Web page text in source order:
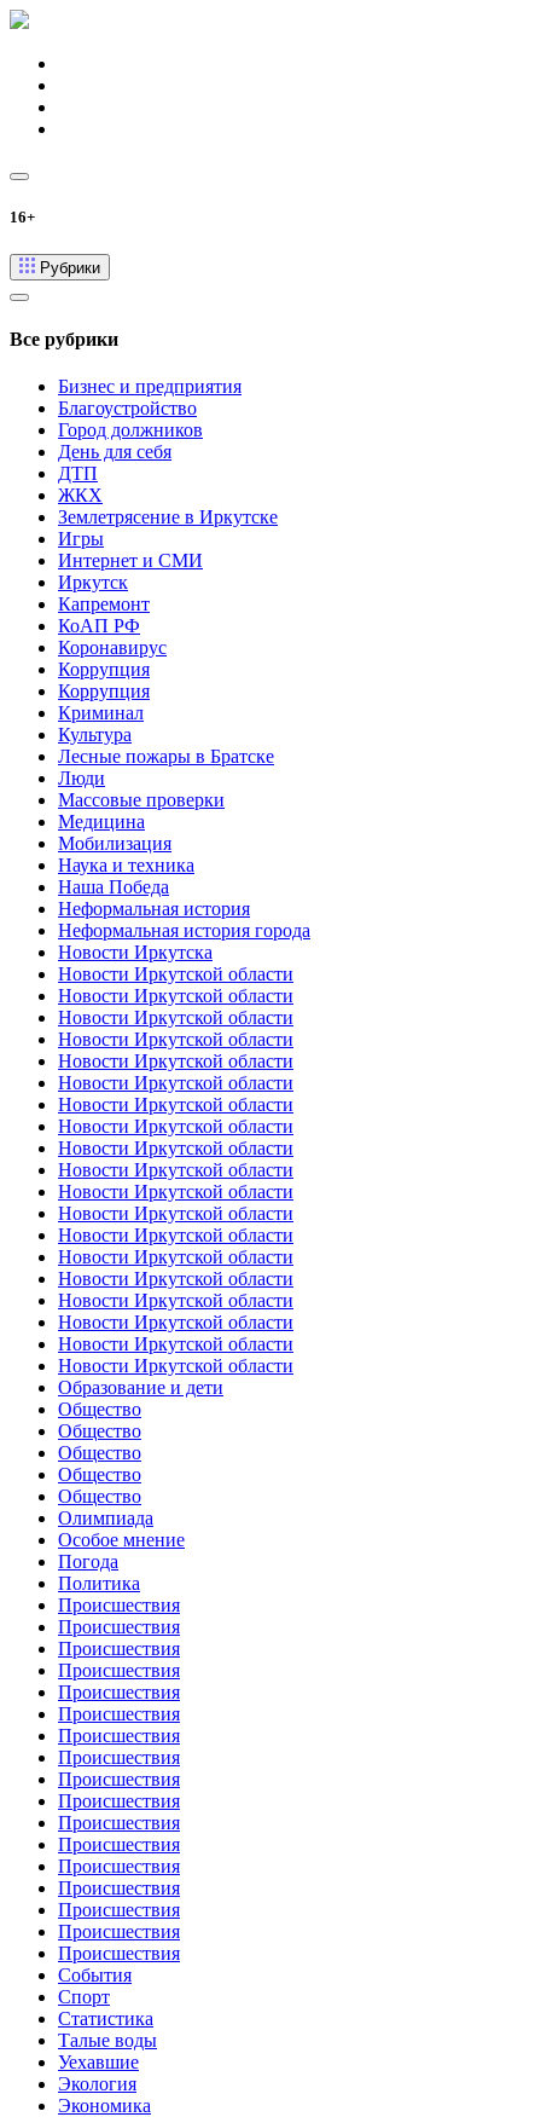
16+
Рубрики
Все рубрики
Бизнес и предприятия
Благоустройство
Город должников
День для себя
ДТП
ЖКХ
Землетрясение в Иркутске
Игры
Интернет и СМИ
Иркутск
Капремонт
КоАП РФ
Коронавирус
Коррупция
Коррупция
Криминал
Культура
Лесные пожары в Братске
Люди
Массовые проверки
Медицина
Мобилизация
Наука и техника
Наша Победа
Неформальная история
Неформальная история города
Новости Иркутска
Новости Иркутской области
Новости Иркутской области
Новости Иркутской области
Новости Иркутской области
Новости Иркутской области
Новости Иркутской области
Новости Иркутской области
Новости Иркутской области
Новости Иркутской области
Новости Иркутской области
Новости Иркутской области
Новости Иркутской области
Новости Иркутской области
Новости Иркутской области
Новости Иркутской области
Новости Иркутской области
Новости Иркутской области
Новости Иркутской области
Новости Иркутской области
Образование и дети
Общество
Общество
Общество
Общество
Общество
Олимпиада
Особое мнение
Погода
Политика
Происшествия
Происшествия
Происшествия
Происшествия
Происшествия
Происшествия
Происшествия
Происшествия
Происшествия
Происшествия
Происшествия
Происшествия
Происшествия
Происшествия
Происшествия
Происшествия
Происшествия
События
Спорт
Статистика
Талые воды
Уехавшие
Экология
Экономика